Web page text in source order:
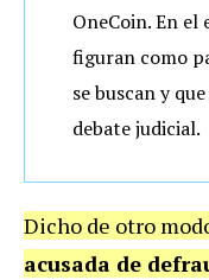
OneCoin. En el
figuran como
se buscan y
debate judicial.
Dicho de otro
acusada de